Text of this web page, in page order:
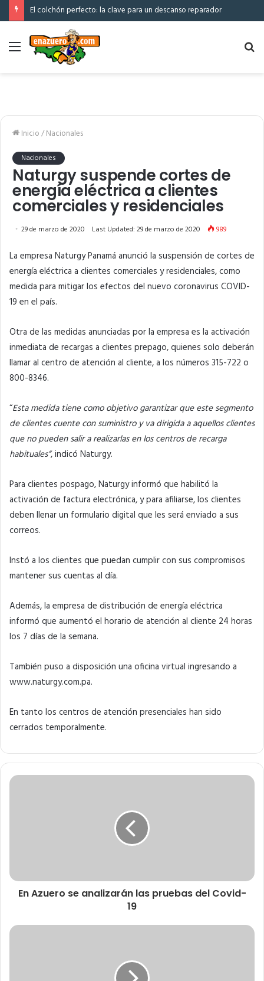
El colchón perfecto: la clave para un descanso reparador
Menú
Inicio/Nacionales
Nacionales
Naturgy suspende cortes de
energía eléctrica a clientes
comerciales y residenciales
29 de marzo de 2020 Last Updated: 29 de marzo de 2020 989
La empresa Naturgy Panamá anunció la suspensión de cortes de
energía eléctrica a clientes comerciales y residenciales, como
medida para mitigar los efectos del nuevo coronavirus COVID-
19 en el país.
Otra de las medidas anunciadas por la empresa es la activación
inmediata de recargas a clientes prepago, quienes solo deberán
llamar al centro de atención al cliente, a los números 315-722 o
800-8346.
“Esta medida tiene como objetivo garantizar que este segmento
de clientes cuente con suministro y va dirigida a aquellos clientes
que no pueden salir a realizarlas en los centros de recarga
habituales”, indicó Naturgy.
Para clientes pospago, Naturgy informó que habilitó la
activación de factura electrónica, y para afiliarse, los clientes
deben llenar un formulario digital que les será enviado a sus
correos.
Instó a los clientes que puedan cumplir con sus compromisos
mantener sus cuentas al día.
Además, la empresa de distribución de energía eléctrica
informó que aumentó el horario de atención al cliente 24 horas
los 7 días de la semana.
También puso a disposición una oficina virtual ingresando a
www.naturgy.com.pa.
En tanto los centros de atención presenciales han sido
cerrados temporalmente.
En Azuero se analizarán las pruebas del Covid-
19